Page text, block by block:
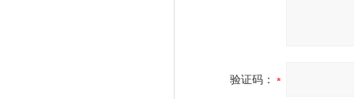
验证码：